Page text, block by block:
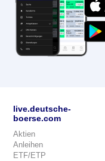
live.deutsche-
boerse.com
Aktien
Anleihen
ETF/ETP